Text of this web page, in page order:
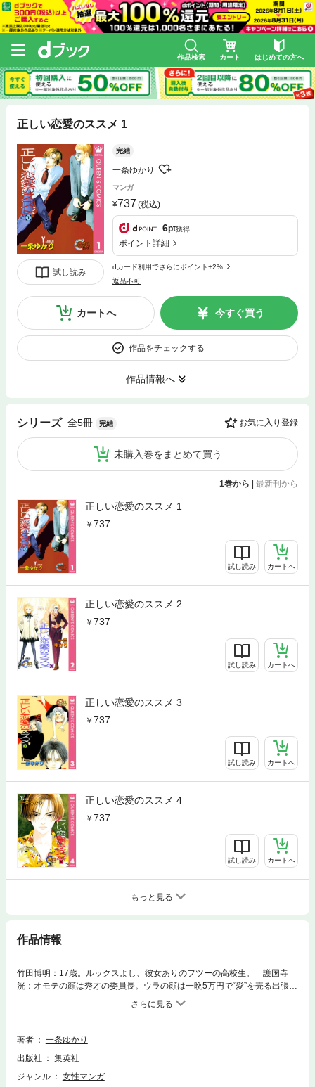
作品検索 カート はじめての方へ
正しい恋愛のススメ 1
試し読み
完結
一条ゆかり
マンガ
737 (税込)
6pt獲得
ポイント詳細
dカード利用でさらにポイント+2%
返品不可
カートへ 今すぐ買う
作品をチェックする
作品情報へ
シリーズ 全5冊 完結 お気に入り登録
未購入巻をまとめて買う
1巻から 最新刊から
正しい恋愛のススメ 1
737
試し読み カートへ
正しい恋愛のススメ 2
737
試し読み カートへ
正しい恋愛のススメ 3
737
試し読み カートへ
正しい恋愛のススメ 4
737
試し読み カートへ
もっと見る
作品情報
竹田博明：17歳。ルックスよし、彼女ありのフツーの高校生。 護国寺
洸：オモテの顔は秀才の委員長。ウラの顔は一晩5万円で“愛”を売る出張ホ
スト。 洸に裏の世界に導かれて、博明の日常はとんでもないことに…。
【同時収録】正しい恋愛のススメ＜特別番外編＞
著者
一条ゆかり
出版社
集英社
ジャンル
女性マンガ